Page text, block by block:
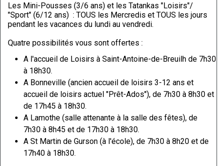
Les Mini-Pousses (3/6 ans) et les Tatankas "Loisirs"/
"Sport" (6/12 ans) : TOUS les Mercredis et TOUS les jours
pendant les vacances du lundi au vendredi.
Quatre possibilités vous sont offertes :
A l'accueil de Loisirs à Saint-Antoine-de-Breuilh de 7h30
à 18h30.
A Bonneville (ancien accueil de loisirs 3-12 ans et
accueil de loisirs actuel "Prêt-Ados"), de 7h30 à 8h30 et
de 17h45 à 18h30.
A Lamothe (salle attenante à la salle des fêtes), de
7h30 à 8h45 et de 17h30 à 18h30.
A St Martin de Gurson (à l'école), de 7h30 à 8h20 et de
17h40 à 18h30.